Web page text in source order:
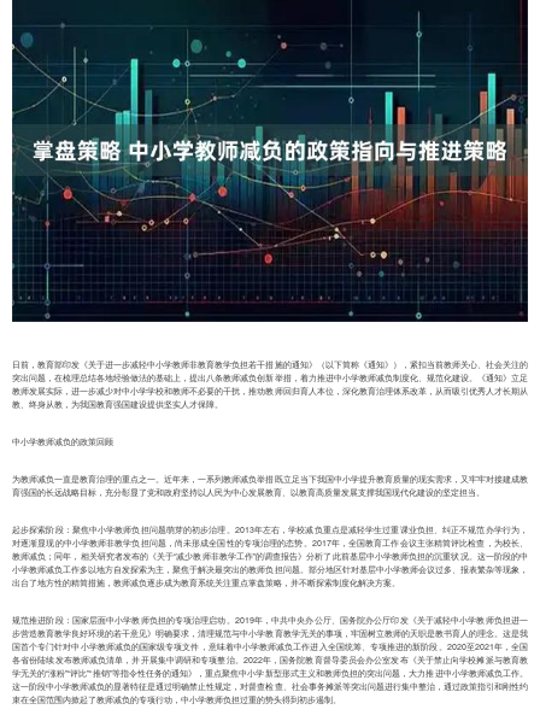
日前，教育部印发《关于进一步减轻中小学教师非教育教学负担若干措施的通知》（以下简称《通知》），紧扣当前教师关心、社会关注的
突出问题，在梳理总结各地经验做法的基础上，提出八条教师减负创新举措，着力推进中小学教师减负制度化、规范化建设。《通知》立足
教师发展实际，进一步减少对中小学学校和教师不必要的干扰，推动教师回归育人本位，深化教育治理体系改革，从而吸引优秀人才长期从
教、终身从教，为我国教育强国建设提供坚实人才保障。
中小学教师减负的政策回顾
为教师减负一直是教育治理的重点之一。近年来，一系列教师减负举措既立足当下我国中小学提升教育质量的现实需求，又牢牢对接建成教
育强国的长远战略目标，充分彰显了党和政府坚持以人民为中心发展教育、以教育高质量发展支撑我国现代化建设的坚定担当。
起步探索阶段：聚焦中小学教师负担问题萌芽的初步治理。2013年左右，学校减负重点是减轻学生过重课业负担、纠正不规范办学行为，
对逐渐显现的中小学教师非教学负担问题，尚未形成全国性的专项治理的态势。2017年，全国教育工作会议主张精简评比检查，为校长、
教师减负；同年，相关研究者发布的《关于“减少教师非教学工作”的调查报告》分析了此前基层中小学教师负担的沉重状况。这一阶段的中
小学教师减负工作多以地方自发探索为主，聚焦于解决最突出的教师负担问题。部分地区针对基层中小学教师会议过多、报表繁杂等现象，
出台了地方性的精简措施，教师减负逐步成为教育系统关注重点掌盘策略，并不断探索制度化解决方案。
规范推进阶段：国家层面中小学教师负担的专项治理启动。2019年，中共中央办公厅、国务院办公厅印发《关于减轻中小学教师负担进一
步营造教育教学良好环境的若干意见》明确要求，清理规范与中小学教育教学无关的事项，牢固树立教师的天职是教书育人的理念。这是我
国首个专门针对中小学教师减负的国家级专项文件，意味着中小学教师减负工作进入全国统筹、专项推进的新阶段。2020至2021年，全国
各省份陆续发布教师减负清单，并开展集中调研和专项整治。2022年，国务院教育督导委员会办公室发布《关于禁止向学校摊派与教育教
学无关的“涨粉”“评比”“推销”等指令性任务的通知》，重点聚焦中小学新型形式主义和教师负担的突出问题，大力推进中小学教师减负工作。
这一阶段中小学教师减负的显著特征是通过明确禁止性规定，对督查检查、社会事务摊派等突出问题进行集中整治，通过政策指引和刚性约
束在全国范围内掀起了教师减负的专项行动，中小学教师负担过重的势头得到初步遏制。